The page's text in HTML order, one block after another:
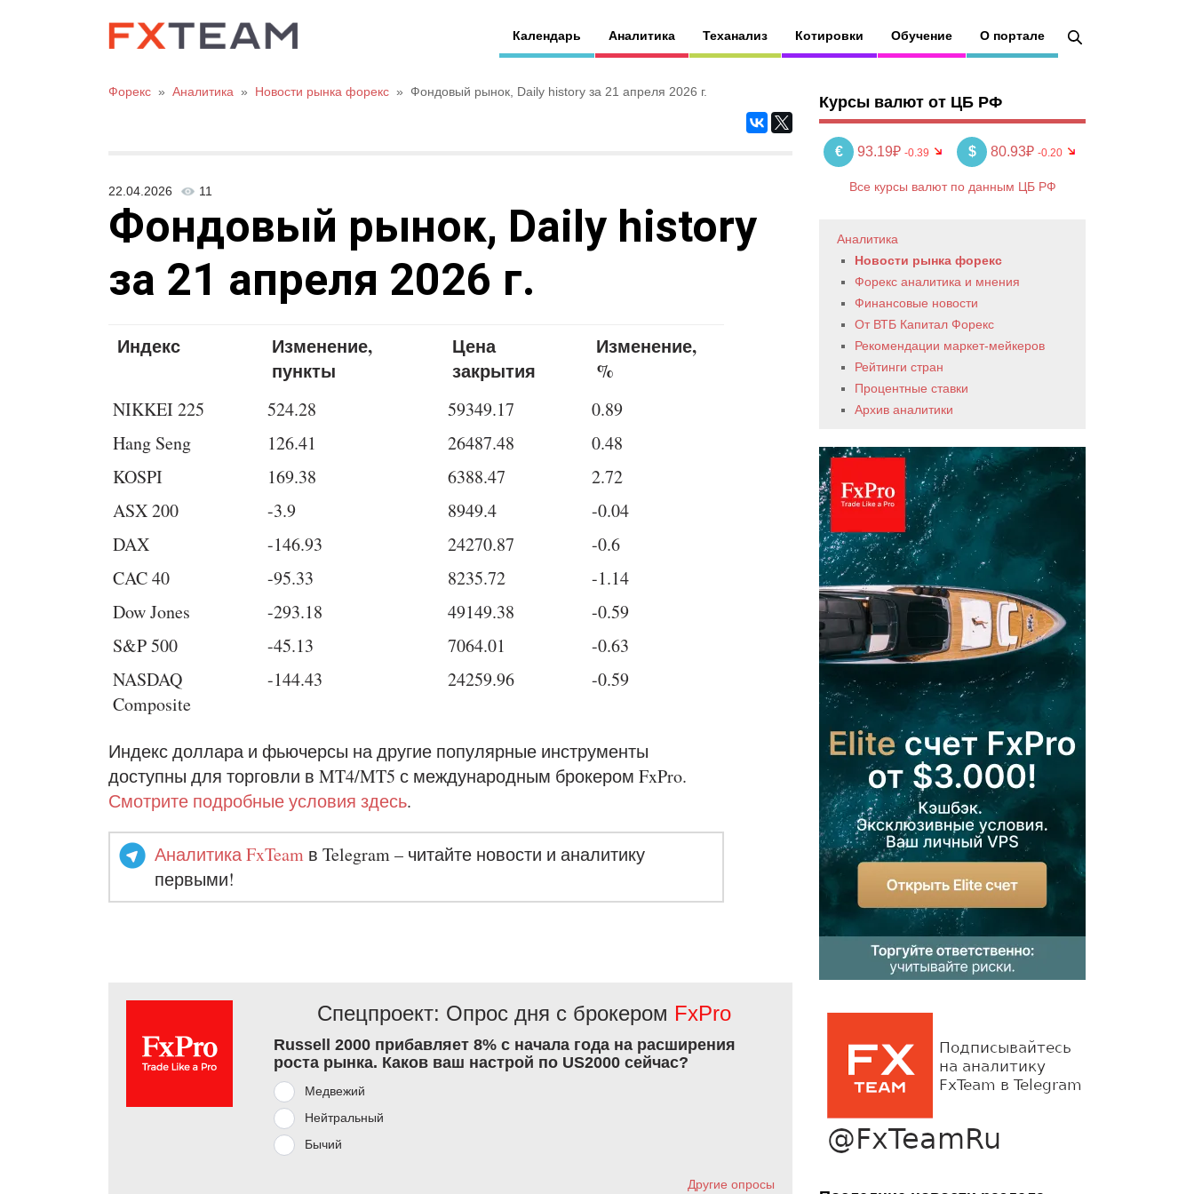
Календарь Аналитика Теханализ Котировки Обучение О портале
Форекс » Аналитика » Новости рынка форекс » Фондовый рынок, Daily history за 21 апреля 2026 г.
22.04.2026 11
Фондовый рынок, Daily history
за 21 апреля 2026 г.
Индекс
Изменение,
пункты
Цена
закрытия
Изменение,
%
NIKKEI 225 524.28 59349.17
0.89
Hang Seng
126.41 26487.48
0.48
KOSPI
169.38 6388.47
2.72
ASX 200
-3.9 8949.4
-0.04
DAX
-146.93 24270.87
-0.6
CAC 40
-95.33 8235.72
-1.14
Dow Jones
-293.18 49149.38
-0.59
S&P 500
-45.13 7064.01
-0.63
NASDAQ
Composite
-144.43 24259.96 -0.59
Индекс доллара и фьючерсы на другие популярные инструменты
доступны для торговли в MT4/MT5 с международным брокером FxPro.
Смотрите подробные условия здесь.
Аналитика FxTeam в Telegram – читайте новости и аналитику
первыми!
Спецпроект: Опрос дня с брокером FxPro
Russell 2000 прибавляет 8% с начала года на расширения
роста рынка. Каков ваш настрой по US2000 сейчас?
Медвежий
Нейтральный
Бычий
Другие опросы
Курсы валют от ЦБ РФ
€ 93.19₽ -0.39 $ 80.93₽ -0.20
Все курсы валют по данным ЦБ РФ
Аналитика
Новости рынка форекс
Форекс аналитика и мнения
Финансовые новости
От ВТБ Капитал Форекс
Рекомендации маркет-мейкеров
Рейтинги стран
Процентные ставки
Архив аналитики